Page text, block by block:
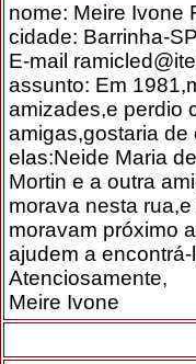
nome: Meire Ivone
cidade: Barrinha-SP
E-mail
assunto: Em
amizades,e perdio
amigas,gostaria
elas:Neide Maria
Mortin e a outra
morava nesta
moravam próximo
ajudem a
Atenciosamente,
Meire Ivone